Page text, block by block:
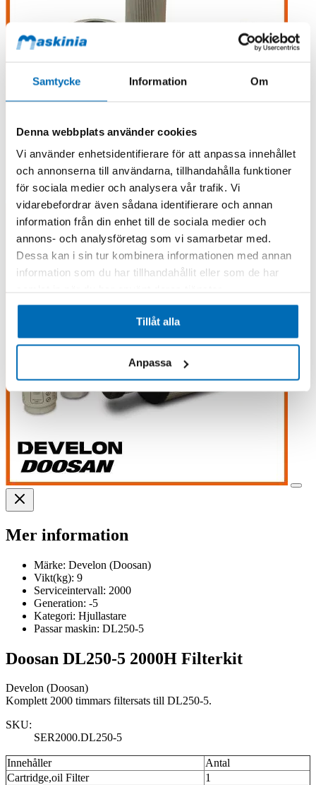
Samtycke Information Om
Denna webbplats använder cookies
Vi använder enhetsidentifierare för att anpassa innehållet
och annonserna till användarna, tillhandahålla funktioner
för sociala medier och analysera vår trafik. Vi
vidarebefordrar även sådana identifierare och annan
information från din enhet till de sociala medier och
annons- och analysföretag som vi samarbetar med.
Dessa kan i sin tur kombinera informationen med annan
information som du har tillhandahållit eller som de har
Tillåt alla
Anpassa
Mer information
Märke: Develon (Doosan)
Vikt(kg): 9
Serviceintervall: 2000
Generation: -5
Kategori: Hjullastare
Passar maskin: DL250-5
Doosan DL250-5 2000H Filterkit
Develon (Doosan)
Komplett 2000 timmars filtersats till DL250-5.
SKU:
SER2000.DL250-5
Innehåller
Antal
Cartridge,oil Filter
1